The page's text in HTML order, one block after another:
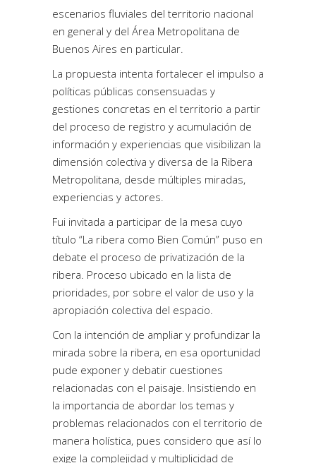
escenarios fluviales del territorio nacional
en general y del Área Metropolitana de
Buenos Aires en particular.
La propuesta intenta fortalecer el impulso a
políticas públicas consensuadas y
gestiones concretas en el territorio a partir
del proceso de registro y acumulación de
información y experiencias que visibilizan la
dimensión colectiva y diversa de la Ribera
Metropolitana, desde múltiples miradas,
experiencias y actores.
Fui invitada a participar de la mesa cuyo
título “La ribera como Bien Común” puso en
debate el proceso de privatización de la
ribera. Proceso ubicado en la lista de
prioridades, por sobre el valor de uso y la
apropiación colectiva del espacio.
Con la intención de ampliar y profundizar la
mirada sobre la ribera, en esa oportunidad
pude exponer y debatir cuestiones
relacionadas con el paisaje. Insistiendo en
la importancia de abordar los temas y
problemas relacionados con el territorio de
manera holística, pues considero que así lo
exige la complejidad y multiplicidad de